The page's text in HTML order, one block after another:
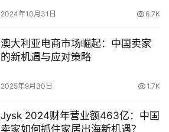
2024年10月31日 6.7K
澳大利亚电商市场崛起：中国卖家
的新机遇与应对策略
2025年9月30日 1.7K
Jysk 2024财年营业额463亿：中国
卖家如何抓住家居出海新机遇？